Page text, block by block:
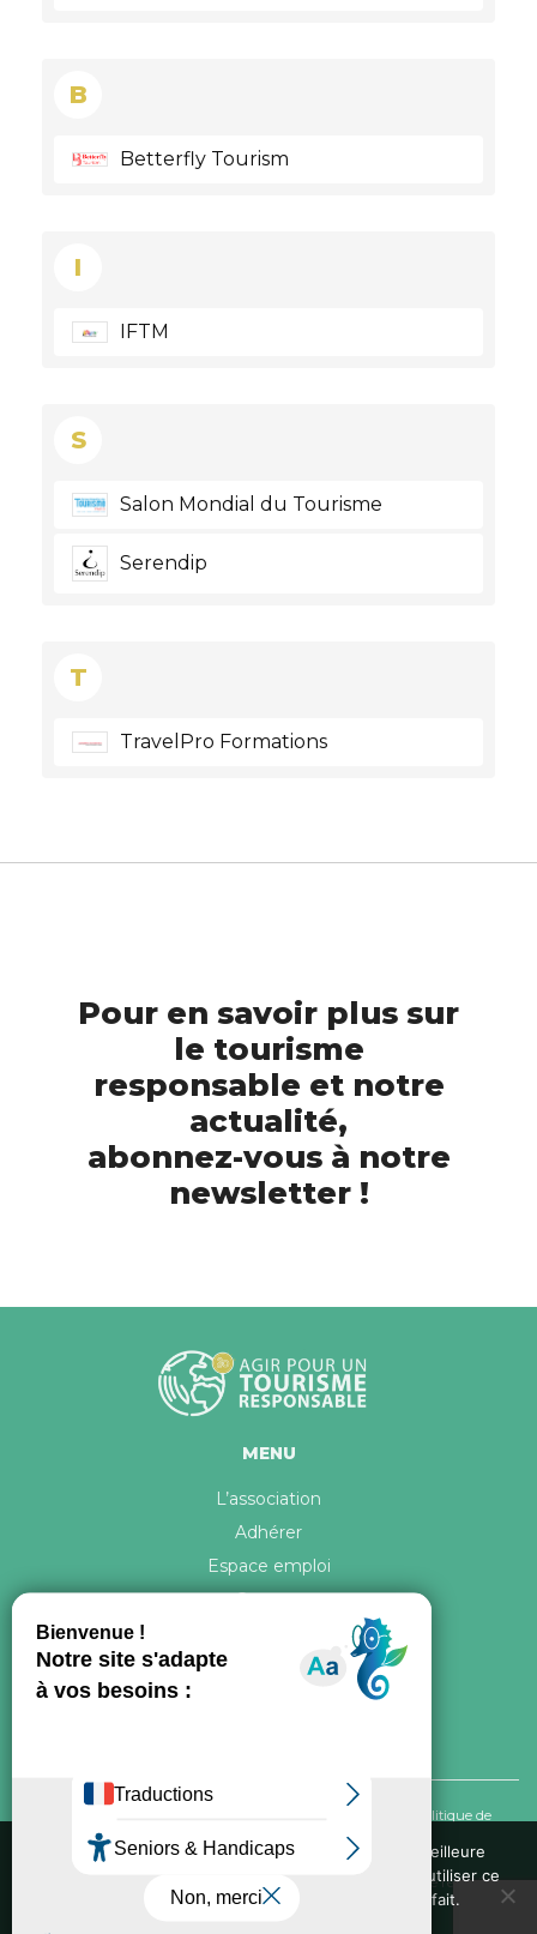
B
Betterfly Tourism
I
IFTM
S
Salon Mondial du Tourisme
Serendip
T
TravelPro Formations
Pour en savoir plus sur
le tourisme
responsable et notre
actualité,
abonnez-vous à notre
newsletter !
MENU
L’association
Adhérer
Espace emploi
Contact
Politique de
confidentialité
Conception graphique, iconographie et développement de ce site réalisés par
Nous utilisons des cookies pour vous garantir la meilleure
expérience sur notre site web. Si vous continuez à utiliser ce
site, nous supposerons que vous en êtes satisfait.